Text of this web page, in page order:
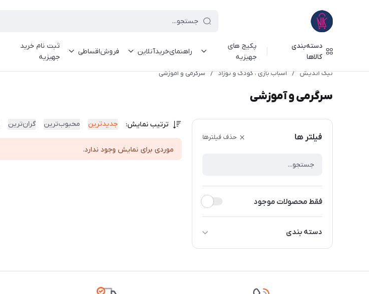
دسته‌بندی
کالاها
پکیج های
جهیزیه
راهنمای‌خرید‌آنلاین فروش‌اقساطی
ثبت نام خرید
جهیزیه
نیک اندیش / اسباب بازی ، کودک و نوزاد / سرگرمی و آموزشی
سرگرمی و آموزشی
فیلتر ها حذف فیلترها
فقط محصولات موجود
دسته بندی
اسباب بازی
وسایل بازی و تجهیزات پارکی کودک
ترتیب نمایش: جدیدترین محبوب‌ترین گران‌ترین
موردی برای نمایش وجود ندارد.